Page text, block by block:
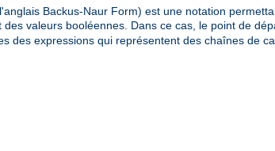
Backus-Naur Form) est une notation
valeurs booléennes. Dans ce cas, le point de
des expressions qui représentent des chaînes de